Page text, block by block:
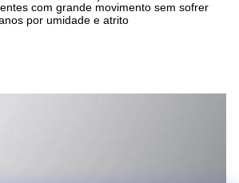
com grande movimento sem sofrer
por umidade e atrito